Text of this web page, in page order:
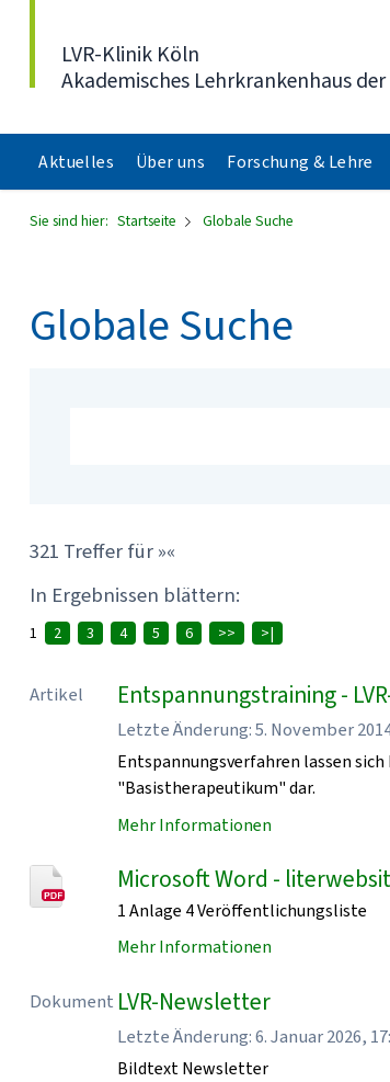
LVR-Klinik Köln
Akademisches Lehrkrankenhaus
Aktuelles Über uns Forschung & Lehre
Sie sind hier: Startseite Globale Suche
Globale Suche
321 Treffer für »«
In Ergebnissen blättern:
1 2 3 4 5 6 >> >|
Artikel Entspannungstraining -
Letzte Änderung: 5. November
Entspannungsverfahren lassen
"Basistherapeutikum" dar.
Mehr Informationen
Microsoft Word -
1 Anlage 4 Veröffentlichungsliste
Mehr Informationen
Dokument LVR-Newsletter
Letzte Änderung: 6. Januar 2026,
Bildtext Newsletter